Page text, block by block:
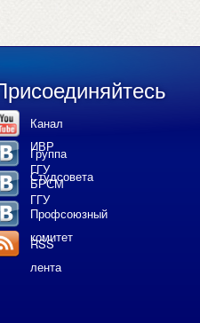
Канал
ИВР
ГГУ
Группа
Студсовета
ГГУ
БРСМ
Профсоюзный
комитет
RSS
лента